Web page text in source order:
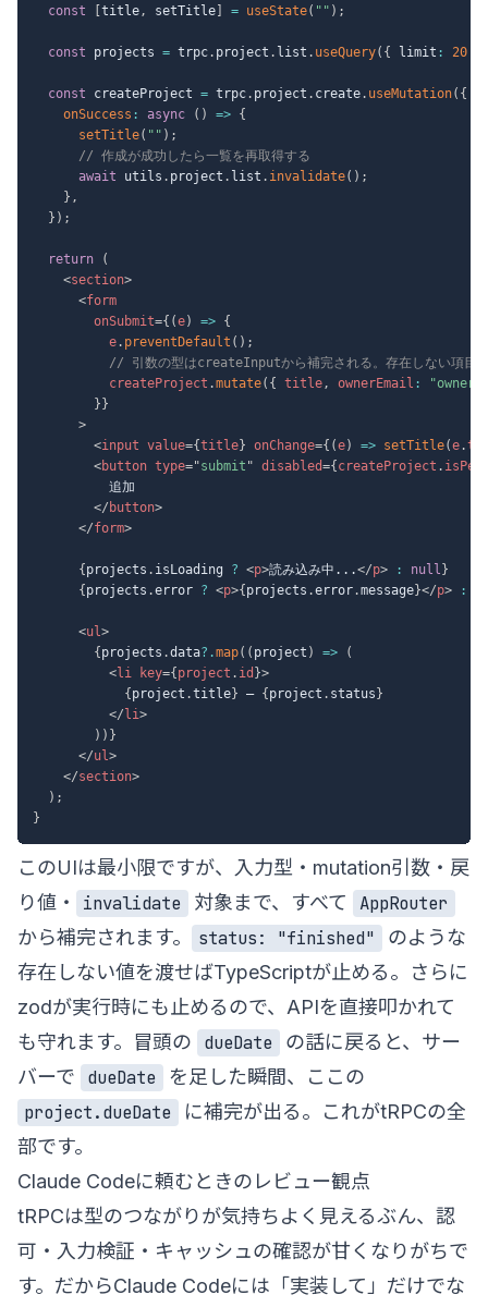
const title, setTitle = useState( "" ) ;
const projects = trpc. project . list . useQuery( { limit : 20
const createProject = trpc. project . create. useMutation( {
onSuccess : async ( ) => {
setTitle( "" ) ;
// 作成が成功したら一覧を再取得する
await utils . project . list . invalidate( ) ;
} ,
} ) ;
return
(
<section>
<form
onSubmit={ (e) => {
          e
. preventDefault ( ) ;
// 引数の型はcreateInputから補完される。存在しない項目
          createProject
.mutate( { title, ownerEmail :
} }
>
<input value={title} onChange={ (e) => setTitle(e.
<button type="submit " disabled={ createProject .
          追加
</ button>
</form>
{ projects . isLoading ? <p>読み込み中...</p> : null }
{ projects .error ? <p>{ projects .error.message}</p> :
<ul>
{ projects .data?.map( ( project ) =>
(
<li key={ project . id }>
{ project .title} — { project . status }
</ li>
) ) }
</ul>
</section>
) ;
}
このUIは最小限ですが、入力型・mutation引数・戻
り値・
invalidate 対象まで、すべて
AppRouter
から補完されます。
status: "finished"
のような
存在しない値を渡せばTypeScriptが止める。さらに
zodが実行時にも止めるので、APIを直接叩かれて
も守れます。冒頭の
dueDate
の話に戻ると、サー
バーで
dueDate
を足した瞬間、ここの
project.dueDate
に補完が出る。これがtRPCの全
部です。
Claude Codeに頼むときのレビュー観点
tRPCは型のつながりが気持ちよく見えるぶん、認
可・入力検証・キャッシュの確認が甘くなりがちで
す。だからClaude Codeには「実装して」だけでな